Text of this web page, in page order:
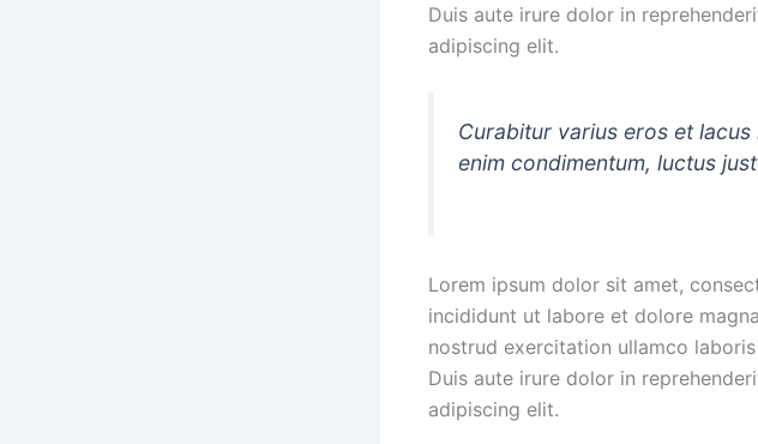
Duis aute irure dolor in
adipiscing elit.
Curabitur varius eros et
enim condimentum, luctus
Lorem ipsum dolor sit amet,
incididunt ut labore et dolore
nostrud exercitation ullamco
Duis aute irure dolor in
adipiscing elit.